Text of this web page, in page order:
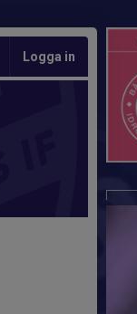
Logga in